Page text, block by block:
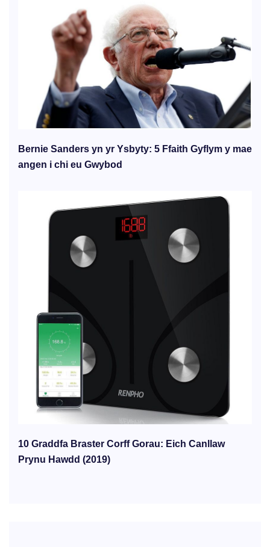
Bernie Sanders yn yr Ysbyty: 5 Ffaith Gyflym y mae
angen i chi eu Gwybod
10 Graddfa Braster Corff Gorau: Eich Canllaw
Prynu Hawdd (2019)